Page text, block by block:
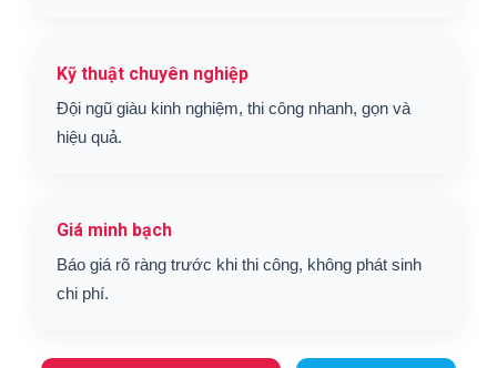
Kỹ thuật chuyên nghiệp
Đội ngũ giàu kinh nghiệm, thi công nhanh, gọn và
hiệu quả.
Giá minh bạch
Báo giá rõ ràng trước khi thi công, không phát sinh
chi phí.